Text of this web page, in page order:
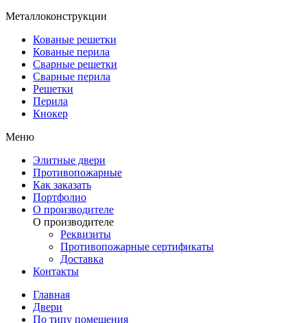
Металлоконструкции
Кованые решетки
Кованые перила
Сварные решетки
Сварные перила
Решетки
Перила
Кнокер
Меню
Элитные двери
Противопожарные
Как заказать
Портфолио
О производителе
О производителе
Реквизиты
Противопожарные сертификаты
Доставка
Контакты
Главная
Двери
По типу помещения